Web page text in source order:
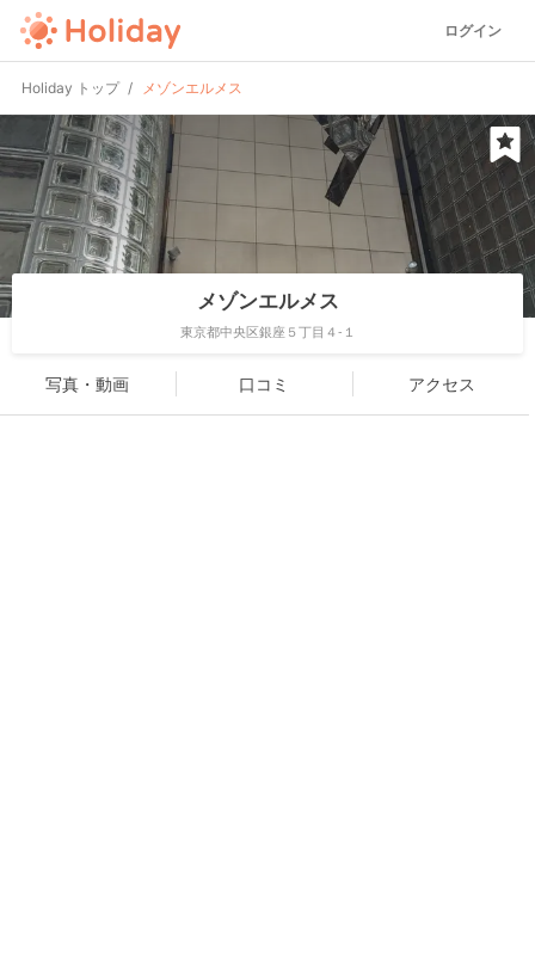
ログイン
Holiday トップ メゾンエルメス
メゾンエルメス
東京都中央区銀座５丁目４-１
写真・動画 口コミ アクセス